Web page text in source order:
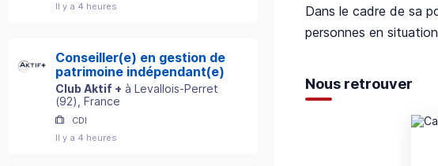
Il y a 4 heures
Conseiller(e) en gestion de
patrimoine indépendant(e)
Club Aktif + à Levallois-Perret
(92) , France
CDI
Il y a 4 heures
Dans le cadre de sa
personnes en
Nous retrouver